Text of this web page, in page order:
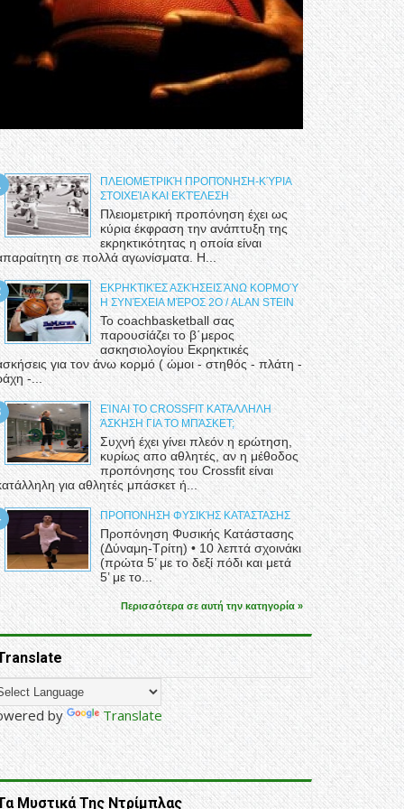
ΠΛΕΙΟΜΕΤΡΙΚΉ ΠΡΟΠΌΝΗΣΗ-ΚΎΡΙΑ
ΣΤΟΙΧΕΊΑ ΚΑΙ ΕΚΤΈΛΕΣΗ
Πλειομετρική προπόνηση έχει ως
κύρια έκφραση την ανάπτυξη της
εκρηκτικότητας η οποία είναι
σε πολλά αγωνίσματα. Η...
ΕΚΡΗΚΤΙΚΈΣ ΑΣΚΉΣΕΙΣ ΆΝΩ ΚΟΡΜΟΎ
Η ΣΥΝΈΧΕΙΑ ΜΈΡΟΣ 2Ο / ALAN STEIN
Το coachbasketball σας
παρουσίάζει το β΄μερος
ασκησιολογίου Εκρηκτικές
για τον άνω κορμό ( ώμοι - στηθός - πλάτη -
-...
ΕΊΝΑΙ ΤΟ CROSSFIT ΚΑΤΆΛΛΗΛΗ
ΆΣΚΗΣΗ ΓΙΑ ΤΟ ΜΠΆΣΚΕΤ;
Συχνή έχει γίνει πλεόν η ερώτηση,
κυρίως απο αθλητές, αν η μέθοδος
προπόνησης του Crossfit είναι
για αθλητές μπάσκετ ή...
ΠΡΟΠΌΝΗΣΗ ΦΥΣΙΚΉΣ ΚΑΤΆΣΤΑΣΗΣ
Προπόνηση Φυσικής Κατάστασης
(Δύναμη-Τρίτη) • 10 λεπτά σχοινάκι
(πρώτα 5’ με το δεξί πόδι και μετά
5’ με το...
Περισσότερα σε αυτή την κατηγορία »
by Translate
Μυστικά Της Ντρίμπλας